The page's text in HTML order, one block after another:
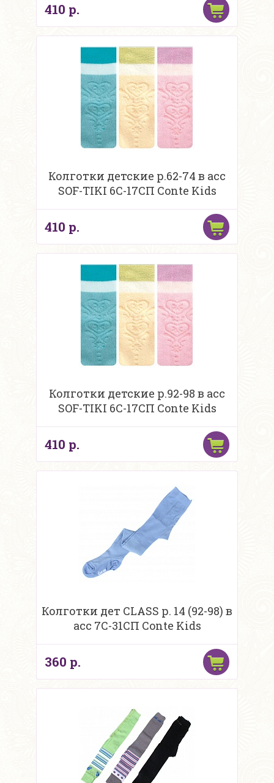
410 р.
Колготки детские р.62-74 в асс
SOF-TIKI 6С-17СП Conte Kids
410 р.
Колготки детские р.92-98 в асс
SOF-TIKI 6С-17СП Conte Kids
410 р.
Колготки дет CLASS р. 14 (92-98) в
асс 7С-31СП Conte Kids
360 р.